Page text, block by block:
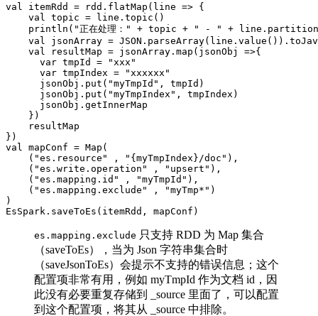
val itemRdd = rdd.flatMap(line => {
    val topic = line.topic()
println("正在处理：" + topic + " - " +
val jsonArray =
    val resultMap = jsonArray.map(jsonObj =>{
      var tmpId = "xxx"
      var tmpIndex = "xxxxxx"
      jsonObj.put("myTmpId", tmpId)
      jsonObj.put("myTmpIndex", tmpIndex)
      jsonObj.getInnerMap
    })
    resultMap
})
val mapConf = Map(
    ("es.resource" , "{myTmpIndex}/doc"),
    ("es.write.operation" , "upsert"),
    ("es.mapping.id" , "myTmpId"),
    ("es.mapping.exclude" , "myTmp*")
)
EsSpark.saveToEs(itemRdd, mapConf)
es.mapping.exclude 只支持 RDD 为 Map 集合
（saveToEs），当为 Json 字符串集合时
（saveJsonToEs）会提示不支持的错误信息；这个
配置项非常有用，例如 myTmpId 作为文档 id，因
此没有必要重复存储到 _source 里面了，可以配置
到这个配置项，将其从 _source 中排除。